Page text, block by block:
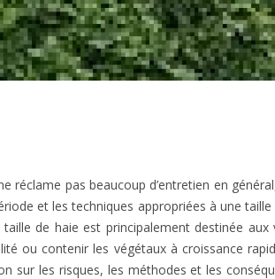
pas beaucoup d’entretien en
et les techniques appropriées à une taille
de haie est principalement destinée aux
ou contenir les végétaux à croissance
sur les risques, les méthodes et les